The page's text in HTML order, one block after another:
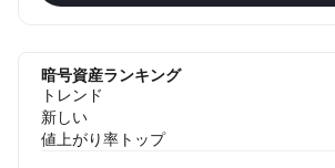
暗号資産ランキング
トレンド
新しい
値上がり率トップ